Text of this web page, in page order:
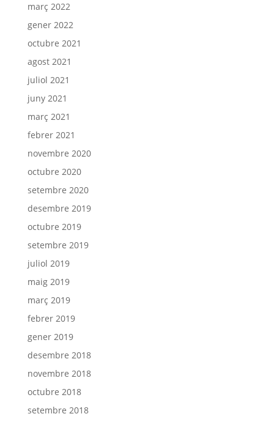
març 2022
gener 2022
octubre 2021
agost 2021
juliol 2021
juny 2021
març 2021
febrer 2021
novembre 2020
octubre 2020
setembre 2020
desembre 2019
octubre 2019
setembre 2019
juliol 2019
maig 2019
març 2019
febrer 2019
gener 2019
desembre 2018
novembre 2018
octubre 2018
setembre 2018